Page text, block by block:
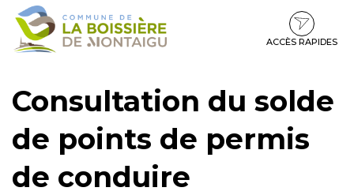
Gestion des traceurs
Aller
Aller
contenu
Aller
pied
ACCÈS RAPIDES
Consultation du solde
de points de permis
de conduire